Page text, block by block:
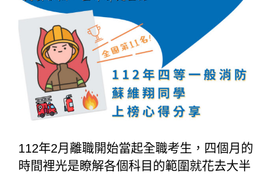
112年2月離職開始當起全職考生，四個月的
時間裡光是瞭解各個科目的範圍就花去大半